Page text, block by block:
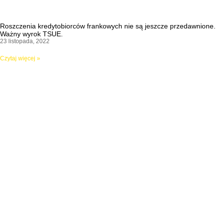
Roszczenia kredytobiorców frankowych nie są jeszcze przedawnione.
Ważny wyrok TSUE.
23 listopada, 2022
Czytaj więcej »